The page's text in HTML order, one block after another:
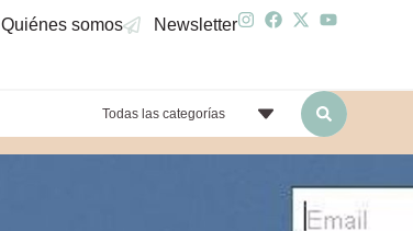
Quiénes somos Newsletter
Todas las categorías